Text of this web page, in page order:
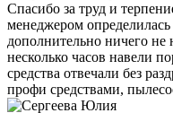
Спасибо за труд и
менеджером
дополнительно ничего не
несколько часов навели
средства отвечали без
профи средствами,